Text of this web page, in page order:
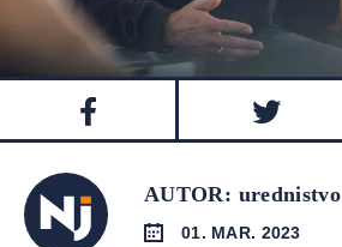
AUTOR: urednistvo
01. MAR. 2023